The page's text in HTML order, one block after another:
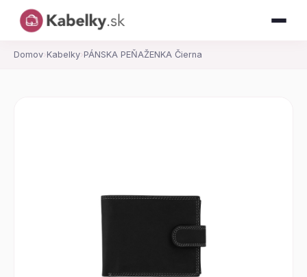
Domov› Kabelky› PÁNSKA PEŇAŽENKA Čierna